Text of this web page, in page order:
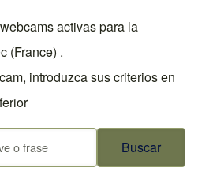
activas para la
(France) .
introduzca sus criterios en